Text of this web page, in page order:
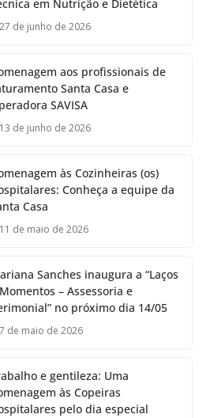
em Nutrição e Dietética
27 de junho de 2026
aos profissionais de
Santa Casa e
SAVISA
13 de junho de 2026
às Cozinheiras (os)
Conheça a equipe da
Casa
11 de maio de 2026
Sanches inaugura a “Laços
– Assessoria e
no próximo dia 14/05
7 de maio de 2026
e gentileza: Uma
às Copeiras
pelo dia especial